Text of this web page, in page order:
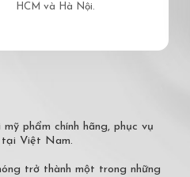
HCM và Hà Nội.
phẩm chính hãng, phục vụ
tại Việt Nam.
trở thành một trong những